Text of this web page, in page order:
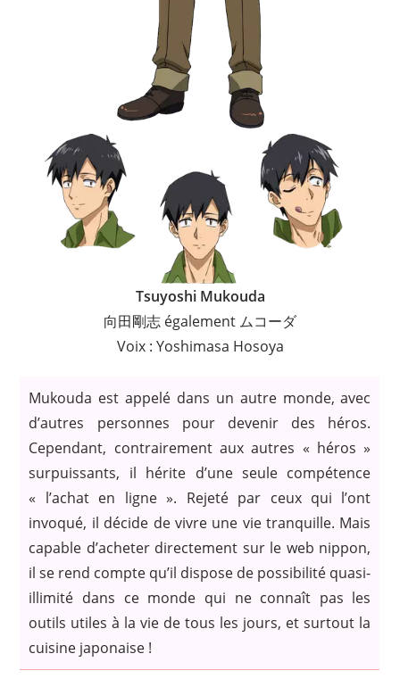
Tsuyoshi Mukouda
向田剛志 également ムコーダ
Voix : Yoshimasa Hosoya
Mukouda est appelé dans un autre monde, avec
d’autres personnes pour devenir des héros.
Cependant, contrairement aux autres « héros »
surpuissants, il hérite d’une seule compétence
« l’achat en ligne ». Rejeté par ceux qui l’ont
invoqué, il décide de vivre une vie tranquille. Mais
capable d’acheter directement sur le web nippon,
il se rend compte qu’il dispose de possibilité quasi-
illimité dans ce monde qui ne connaît pas les
outils utiles à la vie de tous les jours, et surtout la
cuisine japonaise !